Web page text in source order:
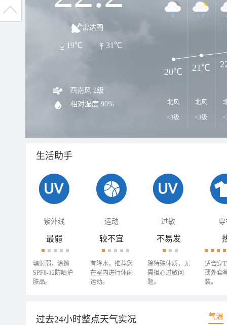
雷达图
31℃
19℃
西南风 2级
相对湿度 90% 北风
<3级
北风
<3级
20℃ 21℃
生活助手
紫外线 运动 过敏 穿
最弱
辐射弱，涂擦
SPF8-12防晒护
肤品。
较不宜
有降水，推荐您
在室内进行休闲
运动。
不易发
除特殊体质，无
需担心过敏问
题。
适合穿
薄外套
装。
过去24小时整点天气实况 气温